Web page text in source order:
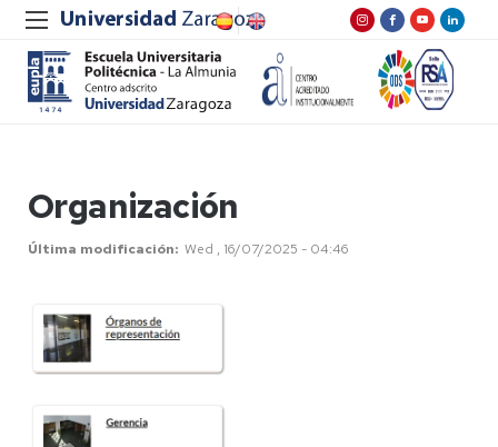
Organización
Última modificación Wed , 16/07/2025 - 04:46